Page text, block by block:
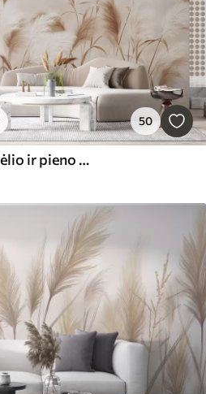
50
Elegantiški švelnių smėlio ir pieno atspalvių pampų žolės žiedai